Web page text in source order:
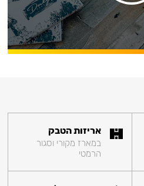
אריזות הטבק
במארז מקורי וסגור
הרמטי